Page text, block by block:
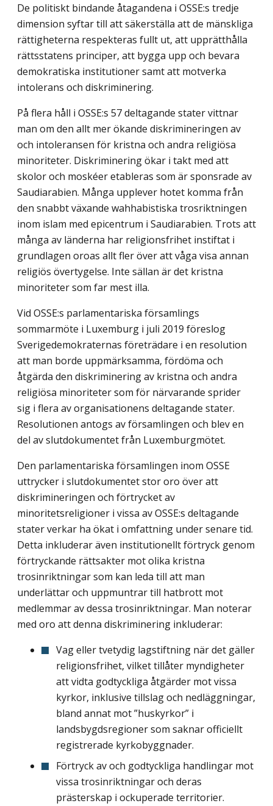
De politiskt bindande åtagandena i OSSE:s tredje
dimension syftar till att säkerställa att de mänskliga
rättigheterna respekteras fullt ut, att upprätthålla
rättsstatens principer, att bygga upp och bevara
demokratiska institutioner samt att motverka
intolerans och diskriminering.
På flera håll i OSSE:s 57 deltagande stater vittnar
man om den allt mer ökande diskrimineringen av
och intoleransen för kristna och andra religiösa
minoriteter. Diskriminering ökar i takt med att
skolor och moskéer etableras som är sponsrade av
Saudiarabien. Många upplever hotet komma från
den snabbt växande wahhabistiska trosriktningen
inom islam med epicentrum i Saudiarabien. Trots att
många av länderna har religionsfrihet instiftat i
grundlagen oroas allt fler över att våga visa annan
religiös övertygelse. Inte sällan är det kristna
minoriteter som far mest illa.
Vid OSSE:s parlamentariska församlings
sommarmöte i Luxemburg i juli 2019 föreslog
Sverigedemokraternas företrädare i en resolution
att man borde uppmärk­samma, fördöma och
åtgärda den diskriminering av kristna och andra
religiösa minoriteter som för närvarande sprider
sig i flera av organisationens deltagande stater.
Resolutionen antogs av församlingen och blev en
del av slutdokumentet från Luxemburgmötet.
Den parlamentariska församlingen inom OSSE
uttrycker i slutdokumentet stor oro över att
diskrimineringen och förtrycket av
minoritetsreligioner i vissa av OSSE:s deltagande
stater verkar ha ökat i omfattning under senare tid.
Detta inkluderar även institutionellt förtryck genom
förtryckande rättsakter mot olika kristna
trosinriktningar som kan leda till att man
underlättar och uppmuntrar till hatbrott mot
medlemmar av dessa trosinriktningar. Man noterar
med oro att denna diskriminering inkluderar:
Vag eller tvetydig lagstiftning när det gäller
religionsfrihet, vilket tillåter myndigheter
att vidta godtyckliga åtgärder mot vissa
kyrkor, inklusive tillslag och nedläggningar,
bland annat mot ”huskyrkor” i
landsbygdsregioner som saknar officiellt
registrerade kyrkobyggnader.
Förtryck av och godtyckliga handlingar mot
vissa trosinriktningar och deras
prästerskap i ockuperade territorier.